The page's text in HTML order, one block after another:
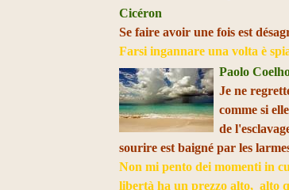
Cicéron
Se faire avoir une fois est
Farsi ingannare una volta è
Paolo
Je ne
comme si
de
sourire est baigné par les
Non mi pento dei momenti in
libertà ha un prezzo alto, alto